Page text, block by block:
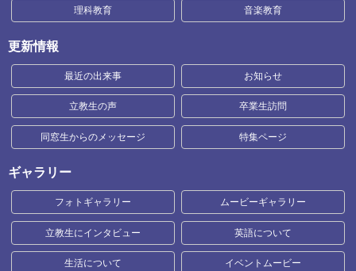
理科教育 音楽教育
更新情報
最近の出来事 お知らせ
立教生の声 卒業生訪問
同窓生からのメッセージ 特集ページ
ギャラリー
フォトギャラリー ムービーギャラリー
立教生にインタビュー 英語について
生活について イベントムービー